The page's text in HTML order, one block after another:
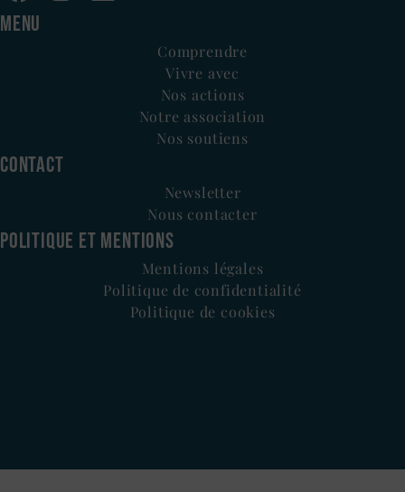
MENU
Comprendre
Vivre avec
Nos actions
Notre association
Nos soutiens
CONTACT
Newsletter
Nous contacter
POLITIQUE ET MENTIONS
Mentions légales
Politique de confidentialité
Politique de cookies